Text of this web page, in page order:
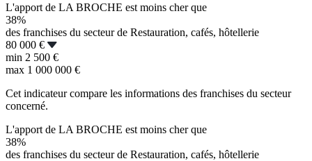
L'apport de LA BROCHE est moins cher que
38%
des franchises du secteur de Restauration, cafés, hôtellerie
80 000 €
min 2 500 €
max 1 000 000 €
Cet indicateur compare les informations des franchises du secteur
concerné.
L'apport de LA BROCHE est moins cher que
38%
des franchises du secteur de Restauration, cafés, hôtellerie